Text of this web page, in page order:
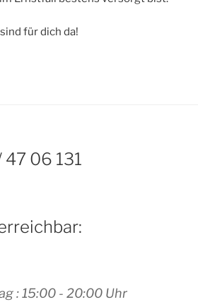
für dich da!
47 06 131
: 15:00 - 20:00 Uhr